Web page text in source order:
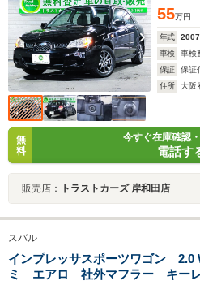
55万円
年式 2007
車検
車検
保証
保証
住所
大阪
無
料
今すぐ在庫確認
電話す
販売店： トラストカーズ 岸和田店
スバル
インプレッサスポーツワゴン
ミ エアロ 社外マフラー キー